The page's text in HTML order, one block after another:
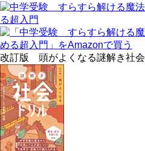
改訂版 頭がよくなる謎解き社